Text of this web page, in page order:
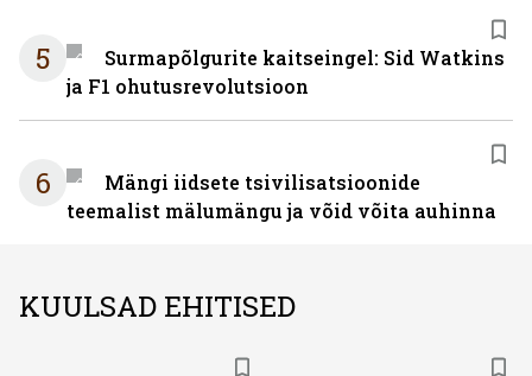
5
Surmapõlgurite kaitseingel: Sid Watkins
ja F1 ohutusrevolutsioon
6
Mängi iidsete tsivilisatsioonide
teemalist mälumängu ja võid võita auhinna
KUULSAD EHITISED